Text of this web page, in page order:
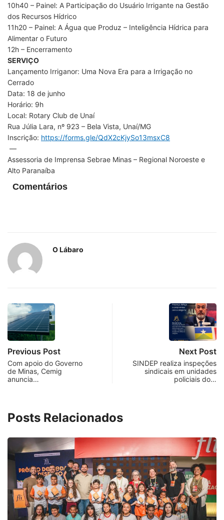
10h40 – Painel: A Participação do Usuário Irrigante na Gestão
dos Recursos Hídrico
11h20 – Painel: A Água que Produz – Inteligência Hídrica para
Alimentar o Futuro
12h – Encerramento
SERVIÇO
Lançamento Irriganor: Uma Nova Era para a Irrigação no
Cerrado
Data: 18 de junho
Horário: 9h
Local: Rotary Club de Unaí
Rua Júlia Lara, nº 923 – Bela Vista, Unaí/MG
Inscrição: https://forms.gle/QdX2cKjySo13msxC8
—
Assessoria de Imprensa Sebrae Minas – Regional Noroeste e
Alto Paranaíba
Comentários
O Lábaro
Previous Post
Com apoio do Governo
de Minas, Cemig
anuncia…
Next Post
SINDEP realiza inspeções
sindicais em unidades
policiais do…
Posts Relacionados